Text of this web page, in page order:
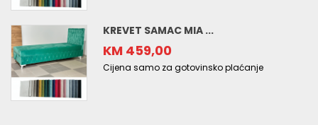
KREVET SAMAC MIA ...
KM 459,00
Cijena samo za gotovinsko plaćanje